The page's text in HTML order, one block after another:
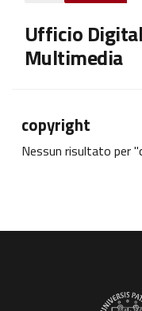
Ufficio
Multimedia
copyright
Nessun risultato per